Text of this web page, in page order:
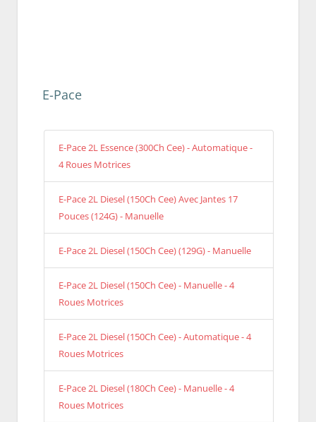
E-Pace
E-Pace 2L Essence (300Ch Cee) - Automatique -
4 Roues Motrices
E-Pace 2L Diesel (150Ch Cee) Avec Jantes 17
Pouces (124G) - Manuelle
E-Pace 2L Diesel (150Ch Cee) (129G) - Manuelle
E-Pace 2L Diesel (150Ch Cee) - Manuelle - 4
Roues Motrices
E-Pace 2L Diesel (150Ch Cee) - Automatique - 4
Roues Motrices
E-Pace 2L Diesel (180Ch Cee) - Manuelle - 4
Roues Motrices